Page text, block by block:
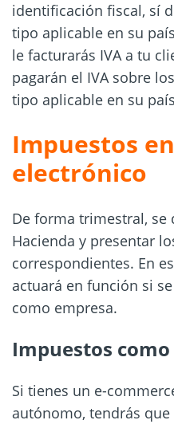
identificación fiscal, sí
tipo aplicable en su
le facturarás IVA a tu
pagarán el IVA sobre
tipo aplicable en su
Impuestos
electrónico
De forma trimestral, se
Hacienda y presentar
correspondientes. En
actuará en función si
como empresa.
Impuestos
Si tienes un e-
autónomo, tendrás